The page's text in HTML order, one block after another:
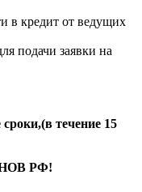
в кредит от ведущих
подачи заявки на
течение 15
РФ!